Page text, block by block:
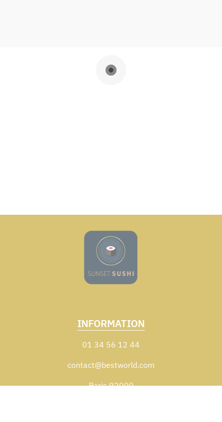
INFORMATION
01 34 56 12 44
contact@bestworld.com
Paris 92000